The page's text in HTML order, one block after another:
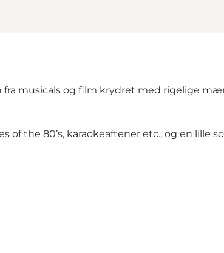
musicals og film krydret med rigelige
of the 80’s, karaokeaftener etc., og en lille